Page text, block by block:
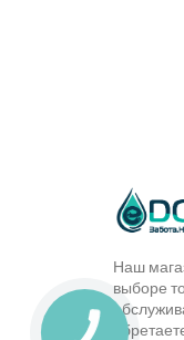
Наш
выборе